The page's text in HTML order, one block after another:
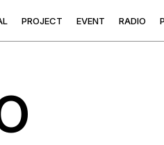
L PROJECT EVENT RADIO P